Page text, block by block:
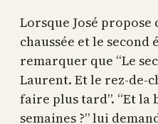
Lorsque José
chaussée et le second
remarquer que “Le
Laurent. Et le rez-de-
faire plus tard”. “Et la
semaines ?” lui